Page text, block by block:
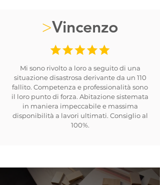
>Vincenzo
Mi sono rivolto a loro a seguito di una
situazione disastrosa derivante da un 110
fallito. Competenza e professionalità sono
il loro punto di forza. Abitazione sistemata
in maniera impeccabile e massima
disponibilità a lavori ultimati. Consiglio al
100%.